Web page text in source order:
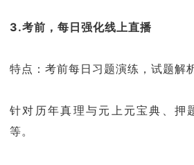
3.考前，每日强化线上直播
特点：考前每日习题演练，试题解
针对历年真理与元上元宝典、押
等。